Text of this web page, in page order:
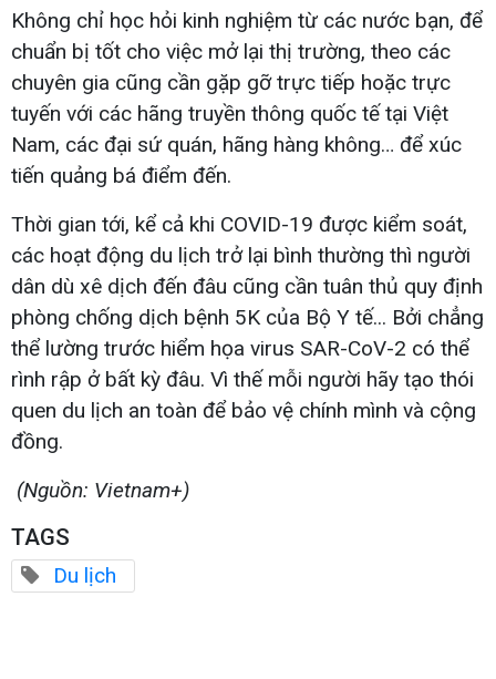
Không chỉ học hỏi kinh nghiệm từ các nước bạn, để
chuẩn bị tốt cho việc mở lại thị trường, theo các
chuyên gia cũng cần gặp gỡ trực tiếp hoặc trực
tuyến với các hãng truyền thông quốc tế tại Việt
Nam, các đại sứ quán, hãng hàng không… để xúc
tiến quảng bá điểm đến.
Thời gian tới, kể cả khi COVID-19 được kiểm soát,
các hoạt động du lịch trở lại bình thường thì người
dân dù xê dịch đến đâu cũng cần tuân thủ quy định
phòng chống dịch bệnh 5K của Bộ Y tế... Bởi chẳng
thể lường trước hiểm họa virus SAR-CoV-2 có thể
rình rập ở bất kỳ đâu. Vì thế mỗi người hãy tạo thói
quen du lịch an toàn để bảo vệ chính mình và cộng
đồng.
(Nguồn: Vietnam+)
TAGS
Du lịch